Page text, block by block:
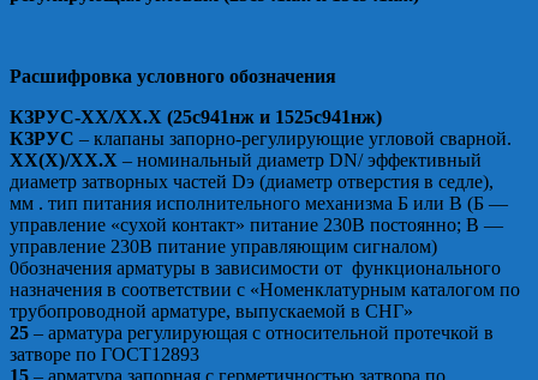
Расшифровка условного обозначения
КЗРУС-ХХ/ХХ.X (25с941нж и 1525с941нж)
КЗРУС – клапаны запорно-регулирующие угловой сварной.
ХХ(Х)/ХХ.X – номинальный диаметр DN/ эффективный
диаметр затворных частей Dэ (диаметр отверстия в седле),
мм . тип питания исполнительного механизма Б или В (Б —
управление «сухой контакт» питание 230В постоянно; В —
управление 230В питание управляющим сигналом)
0бозначения арматуры в зависимости от функционального
назначения в соответствии с «Номенклатурным каталогом по
трубопроводной арматуре, выпускаемой в СНГ»
25 – арматура регулирующая с относительной протечкой в
затворе по ГОСТ12893
15 – арматура запорная с герметичностью затвора по